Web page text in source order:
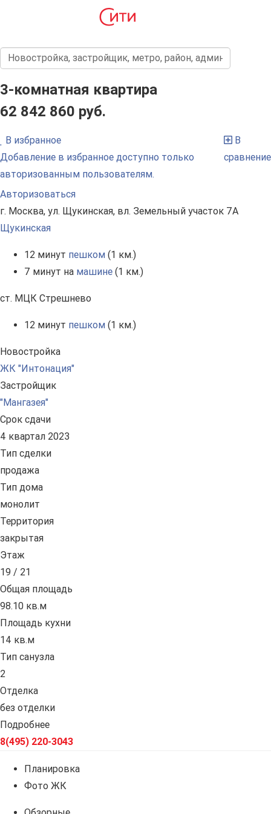
3-комнатная квартира
62 842 860 руб.
В избранное
Добавление в избранное доступно только
авторизованным пользователям.
Авторизоваться
В
сравнение
г. Москва, ул. Щукинская, вл. Земельный участок 7А
Щукинская
12 минут пешком (1 км.)
7 минут на машине (1 км.)
ст. МЦК Стрешнево
12 минут пешком (1 км.)
Новостройка
ЖК "Интонация"
Застройщик
"Мангазея"
Срок сдачи
4 квартал 2023
Тип сделки
продажа
Тип дома
монолит
Территория
закрытая
Этаж
19 / 21
Общая площадь
98.10 кв.м
Площадь кухни
14 кв.м
Тип санузла
2
Отделка
без отделки
Подробнее
8(495) 220-3043
Планировка
Фото ЖК